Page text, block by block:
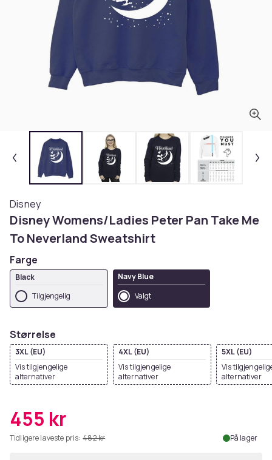
Disney
Disney Womens/Ladies Peter Pan Take Me
To Neverland Sweatshirt
Farge
Black
Tilgjengelig
Navy Blue
Valgt
Størrelse
3XL (EU)
Vis tilgjengelige
alternativer
4XL (EU)
Vis tilgjengelige
alternativer
5XL (EU)
Vis
alternativer
455 kr
Tidligere laveste pris: 482 kr På lager